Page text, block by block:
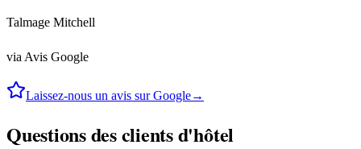
Talmage Mitchell
via Avis Google
Laissez-nous un avis sur Google→
Questions des clients d'hôtel